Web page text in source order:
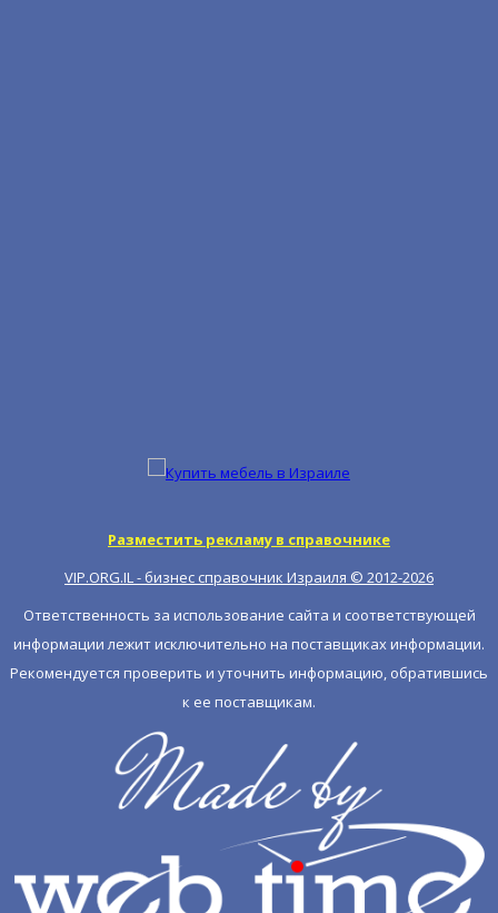
Разместить рекламу в справочнике
VIP.ORG.IL - бизнес справочник Израиля © 2012-2026
Ответственность за использование сайта и соответствующей
информации лежит исключительно на поставщиках информации.
Рекомендуется проверить и уточнить информацию, обратившись
к ее поставщикам.